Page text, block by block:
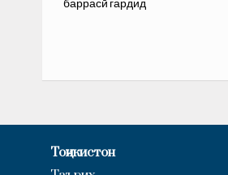
баррасӣ гардид
Тоҷикистон